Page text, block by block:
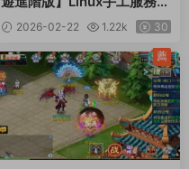
+安卓蘋果雙端+GM後台
+全套源碼+視頻架設教程
2026-02-22 1.22k 30
薦